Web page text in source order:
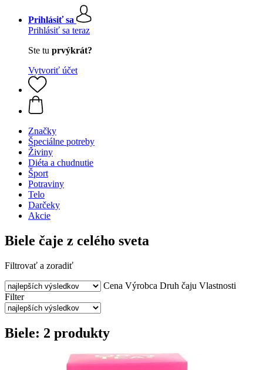
Prihlásiť sa
Prihlásiť sa teraz
Ste tu prvýkrát?
Vytvoriť účet
Značky
Špeciálne potreby
Živiny
Diéta a chudnutie
Šport
Potraviny
Telo
Darčeky
Akcie
Biele čaje z celého sveta
Filtrovať a zoradiť
Cena Výrobca Druh čaju Vlastnosti
Filter
Biele: 2 produkty